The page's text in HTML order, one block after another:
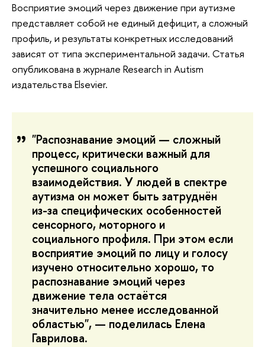
Восприятие эмоций через движение при аутизме
представляет собой не единый дефицит, а сложный
профиль, и результаты конкретных исследований
зависят от типа экспериментальной задачи. Статья
опубликована в журнале Research in Autism
издательства Elsevier.
"Распознавание эмоций — сложный
процесс, критически важный для
успешного социального
взаимодействия. У людей в спектре
аутизма он может быть затруднён
из-за специфических особенностей
сенсорного, моторного и
социального профиля. При этом если
восприятие эмоций по лицу и голосу
изучено относительно хорошо, то
распознавание эмоций через
движение тела остаётся
значительно менее исследованной
областью", — поделилась Елена
Гаврилова.